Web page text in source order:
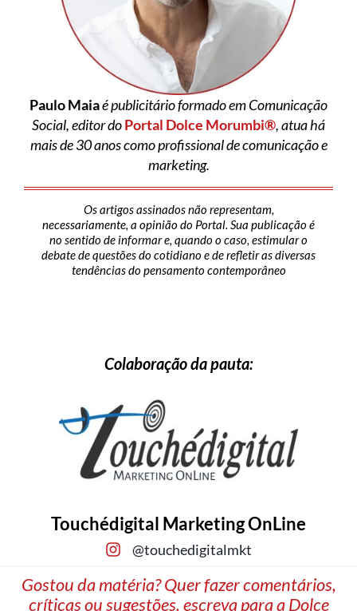
Paulo Maiaé publicitário formado em Comunicação
Social, editor doPortal Dolce Morumbi®, atua há
mais de 30 anos como profissional de comunicação e
marketing.
Os artigos assinados não representam,
necessariamente, a opinião do Portal. Sua publicação é
no sentido de informar e, quando o caso, estimular o
debate de questões do cotidiano e de refletir as diversas
tendências do pensamento contemporâneo
Colaboração da pauta:
Touchédigital Marketing OnLine
@touchedigitalmkt
Gostou da matéria? Quer fazer comentários,
críticas ou sugestões, escreva para a Dolce